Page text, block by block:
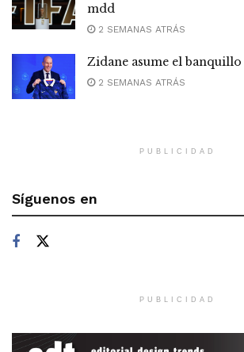
mdd
2 SEMANAS ATRÁS
Zidane asume el
2 SEMANAS ATRÁS
PUBLICIDAD
Síguenos en
PUBLICIDAD